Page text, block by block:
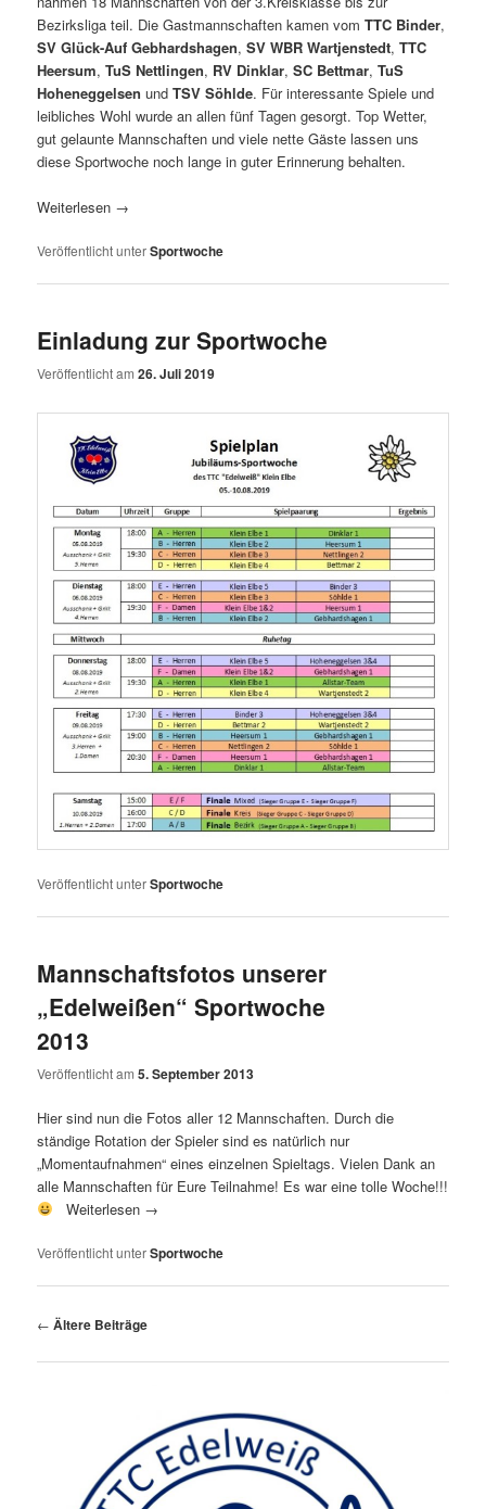
Bezirksliga teil. Die Gastmannschaften kamen vomTTC Binder,
SV Glück-Auf Gebhardshagen,SV WBR Wartjenstedt,TTC
Heersum,TuS Nettlingen, RV Dinklar,SC Bettmar,TuS
Hoheneggelsen undTSV Söhlde. Für interessante Spiele und
leibliches Wohl wurde an allen fünf Tagen gesorgt. Top Wetter,
gut gelaunte Mannschaften und viele nette Gäste lassen uns
diese Sportwoche noch lange in guter Erinnerung behalten.
Weiterlesen →
Veröffentlicht unterSportwoche
Einladung zur Sportwoche
Veröffentlicht am26. Juli 2019
Veröffentlicht unterSportwoche
Mannschaftsfotos unserer
„Edelweißen“ Sportwoche
2013
Veröffentlicht am5. September 2013
Hier sind nun die Fotos aller 12 Mannschaften. Durch die
ständige Rotation der Spieler sind es natürlich nur
„Momentaufnahmen“ eines einzelnen Spieltags. Vielen Dank an
alle Mannschaften für Eure Teilnahme! Es war eine tolle Woche!!!
Weiterlesen →
Veröffentlicht unterSportwoche
Beitragsnavigation
← Ältere Beiträge